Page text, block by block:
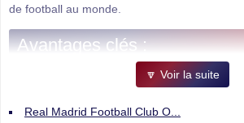
de football au monde.
Avantages clés :
conçue pour durer et
Taille idéale :140 cm de longueur,
🔽 Voir la suite
Real Madrid Football Club O...